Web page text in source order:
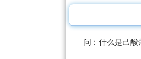
问：什么是己酸